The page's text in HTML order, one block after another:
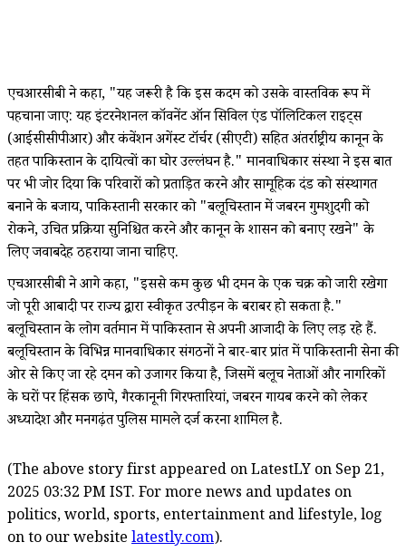
एचआरसीबी ने कहा, "यह जरूरी है कि इस कदम को उसके वास्तविक रूप में
पहचाना जाए: यह इंटरनेशनल कॉवनेंट ऑन सिविल एंड पॉलिटिकल राइट्स
(आईसीसीपीआर) और कंवेंशन अगेंस्ट टॉर्चर (सीएटी) सहित अंतर्राष्ट्रीय कानून के
तहत पाकिस्तान के दायित्वों का घोर उल्लंघन है." मानवाधिकार संस्था ने इस बात
पर भी जोर दिया कि परिवारों को प्रताड़ित करने और सामूहिक दंड को संस्थागत
बनाने के बजाय, पाकिस्तानी सरकार को "बलूचिस्तान में जबरन गुमशुदगी को
रोकने, उचित प्रक्रिया सुनिश्चित करने और कानून के शासन को बनाए रखने" के
लिए जवाबदेह ठहराया जाना चाहिए.
एचआरसीबी ने आगे कहा, "इससे कम कुछ भी दमन के एक चक्र को जारी रखेगा
जो पूरी आबादी पर राज्य द्वारा स्वीकृत उत्पीड़न के बराबर हो सकता है."
बलूचिस्तान के लोग वर्तमान में पाकिस्तान से अपनी आजादी के लिए लड़ रहे हैं.
बलूचिस्तान के विभिन्न मानवाधिकार संगठनों ने बार-बार प्रांत में पाकिस्तानी सेना की
ओर से किए जा रहे दमन को उजागर किया है, जिसमें बलूच नेताओं और नागरिकों
के घरों पर हिंसक छापे, गैरकानूनी गिरफ्तारियां, जबरन गायब करने को लेकर
अध्यादेश और मनगढ़ंत पुलिस मामले दर्ज करना शामिल है.
(The above story first appeared on LatestLY on Sep 21,
2025 03:32 PM IST. For more news and updates on
politics, world, sports, entertainment and lifestyle, log
on to our website latestly.com).